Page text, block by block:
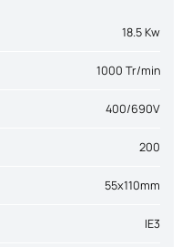
18.5 Kw
1000 Tr/min
400/690V
200
55x110mm
IE3